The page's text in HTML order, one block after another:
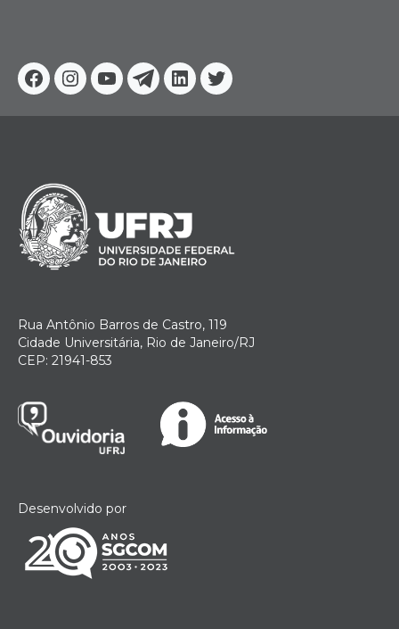
Facebook
Instagram
YoutubeTelegram
Linkedin
Twitter
Rua Antônio Barros de Castro, 119
Cidade Universitária, Rio de Janeiro/RJ
CEP: 21941-853
Desenvolvido por